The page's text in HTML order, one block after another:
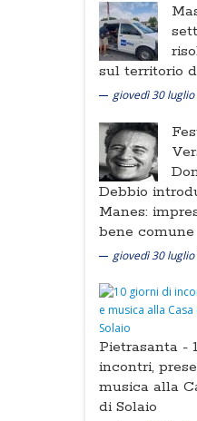
sul territorio
giovedì 30
Debbio
Manes:
bene comune
giovedì 30
Pietrasanta -
incontri,
musica alla
di Solaio